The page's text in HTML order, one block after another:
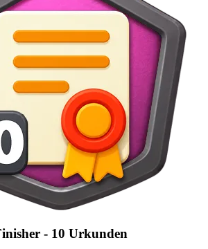
- 10 Urkunden